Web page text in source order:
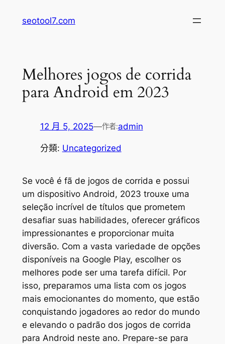
seotool7.com
Melhores jogos de corrida
para Android em 2023
12 月 5, 2025—作者:admin
分類: Uncategorized
Se você é fã de jogos de corrida e possui
um dispositivo Android, 2023 trouxe uma
seleção incrível de títulos que prometem
desafiar suas habilidades, oferecer gráficos
impressionantes e proporcionar muita
diversão. Com a vasta variedade de opções
disponíveis na Google Play, escolher os
melhores pode ser uma tarefa difícil. Por
isso, preparamos uma lista com os jogos
mais emocionantes do momento, que estão
conquistando jogadores ao redor do mundo
e elevando o padrão dos jogos de corrida
para Android neste ano. Prepare-se para